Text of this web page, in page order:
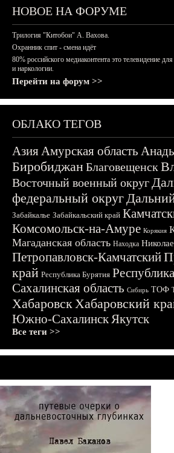
НОВОЕ НА ФОРУМЕ
Трилогия "Китобои" А. Вахова.
Охранник спит - смена идёт
80% российского медиаконтента это телевидение
и наркологии.
Перейти на форум >>
ОБЛАКО ТЕГОВ
АзияАмурская область
БиробиджанБлаговещенск
Восточный военный округ
федеральный округ
Забайкалье Забайкальский край
Комсомольск-на-Амуре Корякия
Магаданская область Находка
Петропавловск-Камчатский
край Республика Бурятия
Сахалинская область Сибирь ТОФ
ХабаровскХабаровский
Южно-СахалинскЯкутск
Все теги >>